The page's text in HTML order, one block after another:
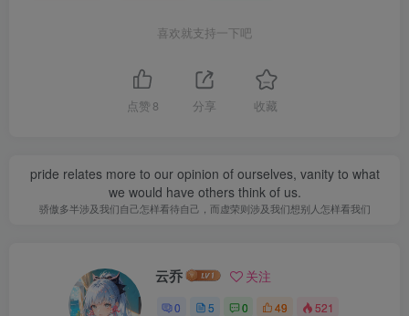
喜欢就支持一下吧
点赞 8 分享 收藏
pride relates more to our opinion of ourselves, vanity to what
we would have others think of us.
骄傲多半涉及我们自己怎样看待自己，而虚荣则涉及我们想别人怎样看我们
云乔 关注
0 5 0 49 521